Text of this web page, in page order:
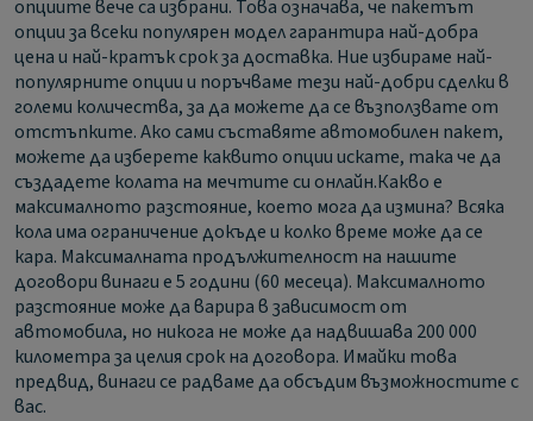
опциите вече са избрани. Това означава, че пакетът
опции за всеки популярен модел гарантира най-добра
цена и най-кратък срок за доставка. Ние избираме най-
популярните опции и поръчваме тези най-добри сделки в
големи количества, за да можете да се възползвате от
отстъпките. Ако сами съставяте автомобилен пакет,
можете да изберете каквито опции искате, така че да
създадете колата на мечтите си онлайн.Какво е
максималното разстояние, което мога да измина? Всяка
кола има ограничение докъде и колко време може да се
кара. Максималната продължителност на нашите
договори винаги е 5 години (60 месеца). Максималното
разстояние може да варира в зависимост от
автомобила, но никога не може да надвишава 200 000
километра за целия срок на договора. Имайки това
предвид, винаги се радваме да обсъдим възможностите с
вас.